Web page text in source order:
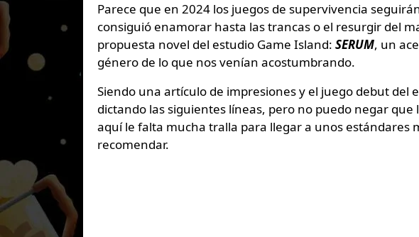
Parece que en 2024 los juegos de supervivencia
consiguió enamorar hasta las trancas o el resurgir del
propuesta novel del estudio Game Island: SERUM, un
género de lo que nos venían acostumbrando.
Siendo una artículo de impresiones y el juego debut del
dictando las siguientes líneas, pero no puedo negar que
aquí le falta mucha tralla para llegar a unos estándares
recomendar.